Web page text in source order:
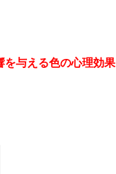
を与える色の心理効果